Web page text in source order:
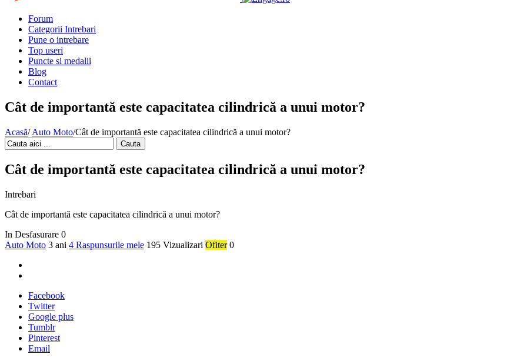
Forum
Categorii Intrebari
Pune o intrebare
Top useri
Puncte si medalii
Blog
Contact
Cât de importantă este capacitatea cilindrică a unui motor?
Acasă/ Auto Moto/Cât de importantă este capacitatea cilindrică a unui motor?
Cauta
Cât de importantă este capacitatea cilindrică a unui motor?
Intrebari
Cât de importantă este capacitatea cilindrică a unui motor?
In Desfasurare 0
Auto Moto 3 ani 4 Raspunsurile mele 195 Vizualizari Ofiter 0
Facebook
Twitter
Google plus
Tumblr
Pinterest
Email